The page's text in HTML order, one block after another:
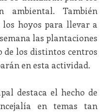
ambiental. También
hoyos para llevar a
las plantaciones
de los distintos centros
en esta actividad.
destaca el hecho de
en temas tan